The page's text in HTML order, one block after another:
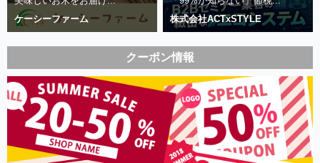
ケーシーファーム
株式会社ACTxSTYLE
クーポン情報